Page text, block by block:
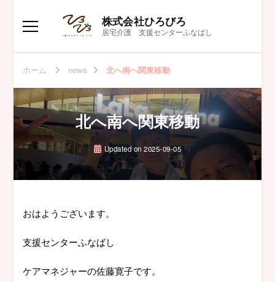
株式会社ひろびろ
居宅介護 支援センターふなばし
ホーム news 北へ南へ関東移動
北へ南へ関東移動
Updated on2025-09-05
おはようございます。
支援センターふなばし
ケアマネジャーの佐藤寛子です。